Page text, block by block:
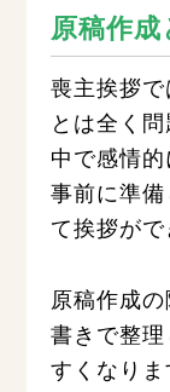
原稿作
喪主挨拶
とは全く
中で感情的
事前に準
て挨拶がで
原稿作成
書きで整
すくなり